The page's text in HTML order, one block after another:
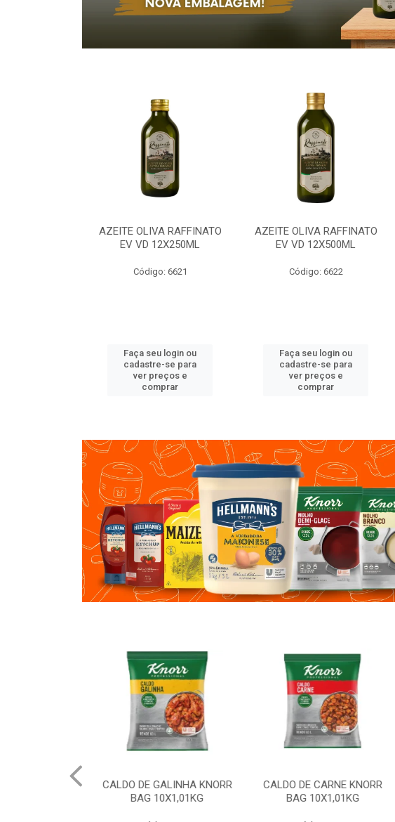
AZEITE OLIVA RAFFINATO
EV VD 12X250ML
Código: 6621
Faça seu login ou
cadastre-se para
ver preços e
comprar
AZEITE OLIVA RAFFINATO
EV VD 12X500ML
Código: 6622
Faça seu login ou
cadastre-se para
ver preços e
comprar
CALDO DE GALINHA KNORR
BAG 10X1,01KG
CALDO DE CARNE KNORR
BAG 10X1,01KG